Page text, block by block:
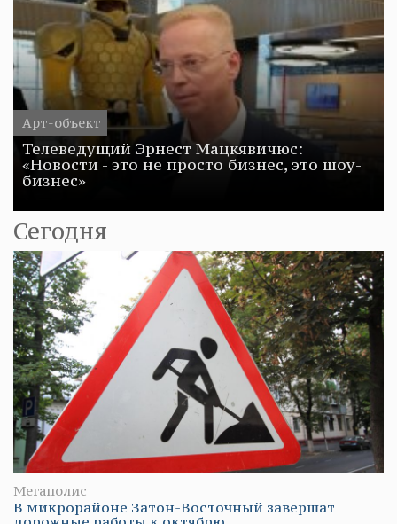
Арт-объект
Телеведущий Эрнест Мацкявичюс:
«Новости - это не просто бизнес, это шоу-
бизнес»
Сегодня
Мегаполис
В микрорайоне Затон-Восточный завершат